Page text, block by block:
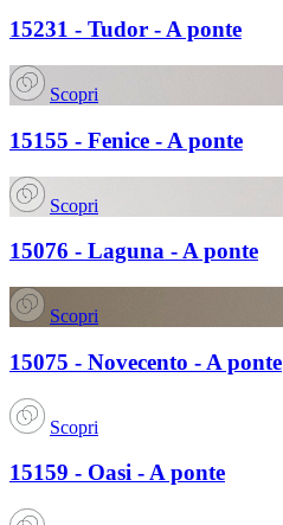
15231 - Tudor - A ponte
Scopri
15155 - Fenice - A ponte
Scopri
15076 - Laguna - A ponte
Scopri
15075 - Novecento - A ponte
Scopri
15159 - Oasi - A ponte